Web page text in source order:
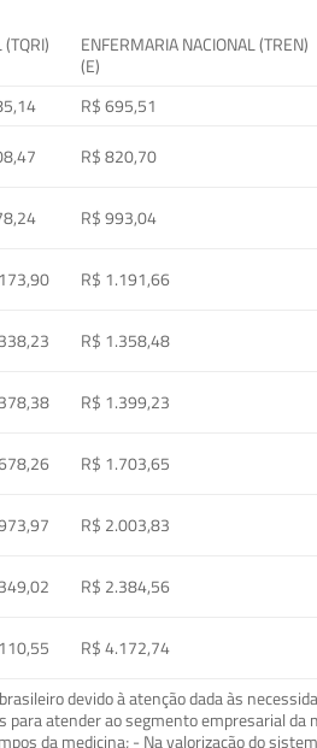
(TQRI)
ENFERMARIA NACIONAL (TREN)
(E)
R$ 695,51
R$ 820,70
R$ 993,04
R$ 1.191,66
R$ 1.358,48
R$ 1.399,23
R$ 1.703,65
R$ 2.003,83
R$ 2.384,56
R$ 4.172,74
devido à atenção dada às
atender ao segmento empresarial
da medicina; - Na valorização do